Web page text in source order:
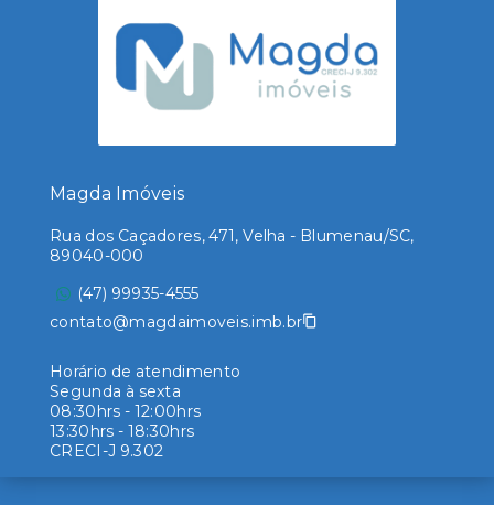
Magda Imóveis
Rua dos Caçadores, 471, Velha - Blumenau/SC,
89040-000
(47) 99935-4555
contato@magdaimoveis.imb.br
Horário de atendimento
Segunda à sexta
08:30hrs - 12:00hrs
13:30hrs - 18:30hrs
CRECI-J 9.302